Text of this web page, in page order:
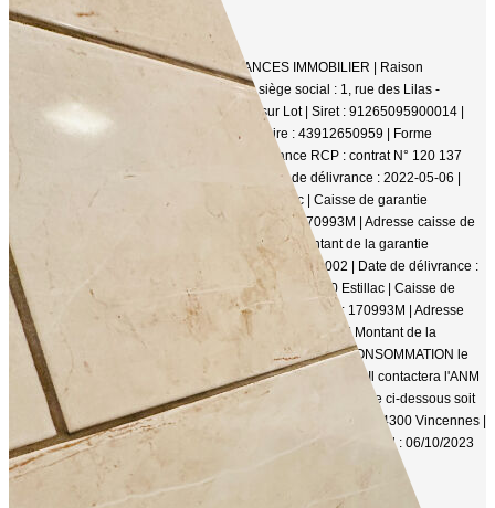
Mentions légales
Affichage des informations légales : FRANCES IMMOBILIER | Raison
sociale : INTUITIV IMMOBILIER | Adresse siège social : 1, rue des Lilas -
Avenue de Fumel - 47140 Saint Sylvestre sur Lot | Siret : 91265095900014 |
RCS : Agen | Numero TVA Intracommunautaire : 43912650959 | Forme
juridique : SAS | Capital social : 1 500 | Assurance RCP : contrat N° 120 137
405 |
Carte T : CPI47032022000000002 | Date de délivrance : 2022-05-06 |
Lieu de délivrance : 49 Rte d'Agen 47310 Estillac | Caisse de garantie
financière : GALIAN. | N° de caisse de garantie : 170993M | Adresse caisse de
garantie : TSA 20035- 75801 Paris CEDEX 08 | Montant de la garantie
financière : 120 000 | Carte G : CPI47032022000000002 | Date de délivrance :
2022-05-06 | Lieu de délivrance : 49 Rte d'Agen 47310 Estillac | Caisse de
garantie financière : GALIAN | N° de caisse de garantie : 170993M | Adresse
caisse de garantie : TSA 20035- 75801 Paris CEDEX 08 | Montant de la
garantie financière : 280 000 | Nom du médiateur : ANM CONSOMMATION le
Consommateur pourra recourir gratuitement à la médiation. Il contactera l'ANM
CONSOMMATION soit par courrier en écrivant à notre adresse ci-dessous soit
par notre site web | Adresse du médiateur : 2 Rue de Colmar 94300 Vincennes |
Adresse du site :www.anmconso.com
| Date d'obtention du label : 06/10/2023
Entreprise juridiquement et financièrement indépendante